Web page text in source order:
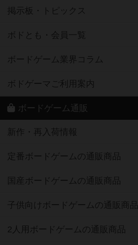
掲示板・トピックス
ボドとも・会員一覧
ボードゲーム業界コラム
ボドゲーマご利用案内
ボードゲーム通販
新作・再入荷情報
定番ボードゲームの通販商品
国産ボードゲームの通販商品
子供向けボードゲームの通販商品
2人用ボードゲームの通販商品